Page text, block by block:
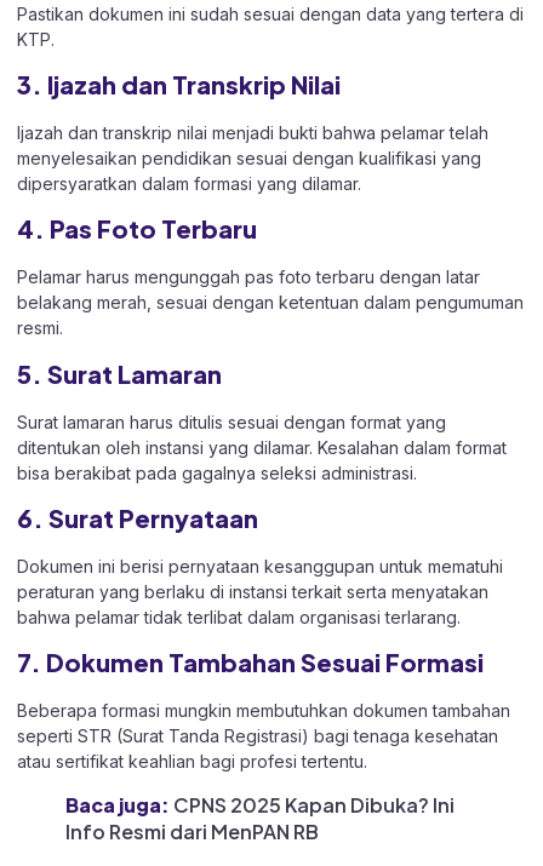
Pastikan dokumen ini sudah sesuai dengan data yang tertera di
KTP.
3. Ijazah dan Transkrip Nilai
Ijazah dan transkrip nilai menjadi bukti bahwa pelamar telah
menyelesaikan pendidikan sesuai dengan kualifikasi yang
dipersyaratkan dalam formasi yang dilamar.
4. Pas Foto Terbaru
Pelamar harus mengunggah pas foto terbaru dengan latar
belakang merah, sesuai dengan ketentuan dalam pengumuman
resmi.
5. Surat Lamaran
Surat lamaran harus ditulis sesuai dengan format yang
ditentukan oleh instansi yang dilamar. Kesalahan dalam format
bisa berakibat pada gagalnya seleksi administrasi.
6. Surat Pernyataan
Dokumen ini berisi pernyataan kesanggupan untuk mematuhi
peraturan yang berlaku di instansi terkait serta menyatakan
bahwa pelamar tidak terlibat dalam organisasi terlarang.
7. Dokumen Tambahan Sesuai Formasi
Beberapa formasi mungkin membutuhkan dokumen tambahan
seperti STR (Surat Tanda Registrasi) bagi tenaga kesehatan
atau sertifikat keahlian bagi profesi tertentu.
Baca juga: CPNS 2025 Kapan Dibuka? Ini
Info Resmi dari MenPAN RB